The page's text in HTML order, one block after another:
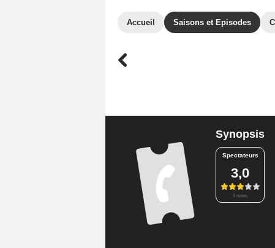
Accueil Saisons et Episodes
Synopsis
Spectateurs
3,0
4 notes